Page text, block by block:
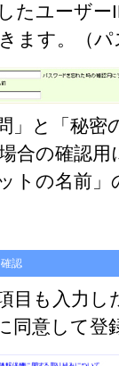
たユーザ
ます。（
」と「秘
合の確認用
トの名前
認
目も入力し
同意して